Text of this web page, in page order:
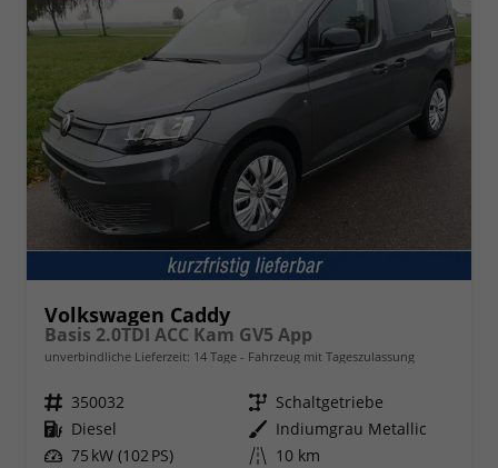
Volkswagen Caddy
Basis 2.0TDI ACC Kam GV5 App
unverbindliche Lieferzeit: 14 Tage Fahrzeug mit Tageszulassung
Fahrzeugnr. 350032 Getriebe Schaltgetriebe
Kraftstoff Diesel Außenfarbe Indiumgrau Metallic
Leistung 75 kW (102 PS) Kilometerstand 10 km